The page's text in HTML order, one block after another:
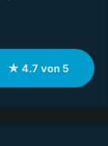
★ 4.7 von 5